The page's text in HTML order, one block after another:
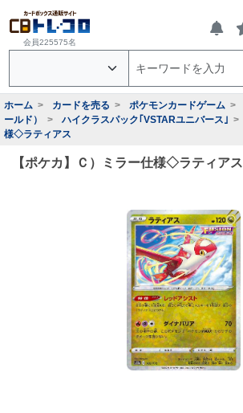
会員225575名
ホーム カードを売る ポケモンカードゲーム
ールド）
ハイクラスパック｢VSTARユニバース｣
様◇ラティアス
【ポケカ】Ｃ）ミラー仕様◇ラティアス